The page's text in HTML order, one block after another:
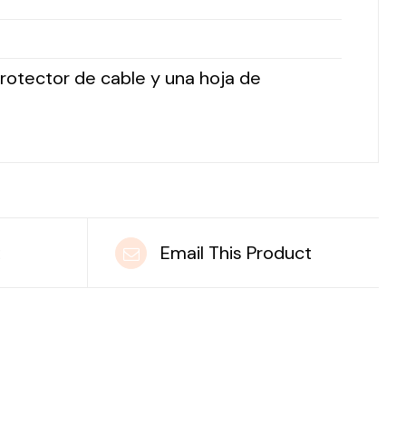
de cable y una hoja de
Email This Product